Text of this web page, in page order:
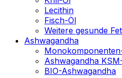
Lecithin
Fisch-Öl
Weitere gesunde
Ashwagandha
Ashwagandha
BIO-Ashwagandha